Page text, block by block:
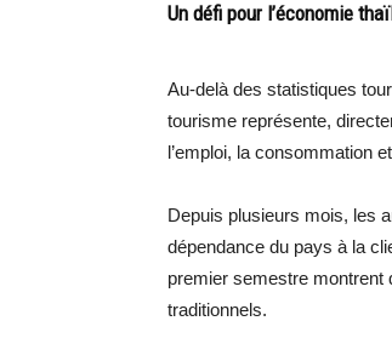
Un défi pour l’économie
Au-delà des statistiques
tourisme représente,
l’emploi, la consommation
Depuis plusieurs mois, les
dépendance du pays à la
premier semestre montrent
traditionnels.